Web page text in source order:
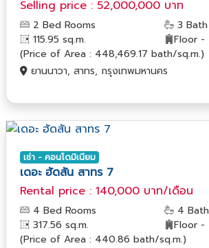
Selling price : 52,000,000 บาท
2 Bed Rooms
3
115.95 sq.m.
Floor -
(Price of Area : 448,469.17 bath/sq.m.)
ยานนาวา, สาทร, กรุงเทพมหานคร
เช่า - คอนโดมิเนียม
เดอะ ฮัดสัน สาทร 7
Rental price : 140,000 บาท/เดือน
4 Bed Rooms
4
317.56 sq.m.
Floor -
(Price of Area : 440.86 bath/sq.m.)